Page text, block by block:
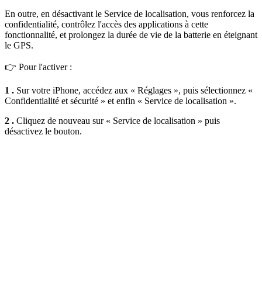
En outre, en désactivant le Service de localisation, vous renforcez la
confidentialité, contrôlez l'accès des applications à cette
fonctionnalité, et prolongez la durée de vie de la batterie en éteignant
le GPS.
👉 Pour l'activer :
1 . Sur votre iPhone, accédez aux « Réglages », puis sélectionnez «
Confidentialité et sécurité » et enfin « Service de localisation ».
2 . Cliquez de nouveau sur « Service de localisation » puis
désactivez le bouton.